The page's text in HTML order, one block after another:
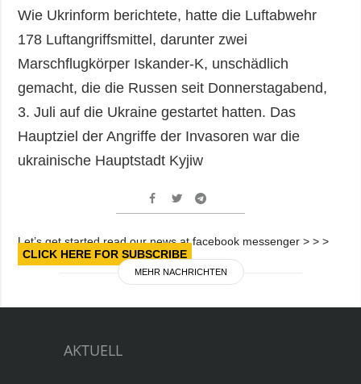
Wie Ukrinform berichtete, hatte die Luftabwehr
178 Luftangriffsmittel, darunter zwei
Marschflugkörper Iskander-K, unschädlich
gemacht, die die Russen seit Donnerstagabend,
3. Juli auf die Ukraine gestartet hatten. Das
Hauptziel der Angriffe der Invasoren war die
ukrainische Hauptstadt Kyjiw
Let’s get started read our news at facebook messenger > > >
CLICK HERE FOR SUBSCRIBE
MEHR NACHRICHTEN
AKTUELL